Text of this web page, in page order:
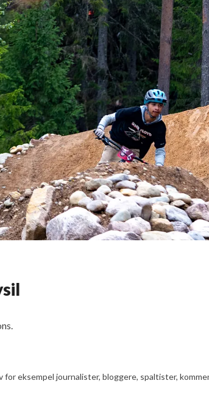
eksempel journalister, bloggere, spaltister,